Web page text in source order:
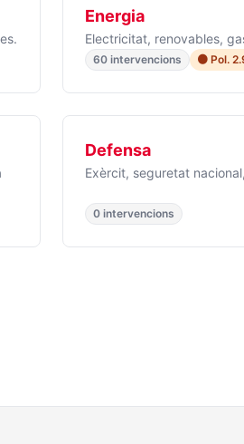
Energia
Electricitat, renovables,
60 intervencions 🟠 Pol.
Defensa
Exèrcit, seguretat
0 intervencions